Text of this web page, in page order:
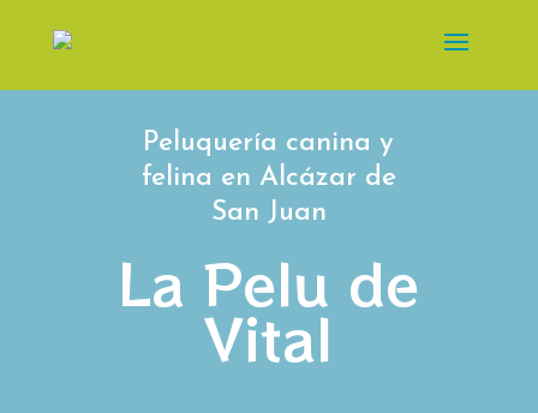
Peluquería canina y
felina en Alcázar de
San Juan
La Pelu de
Vital